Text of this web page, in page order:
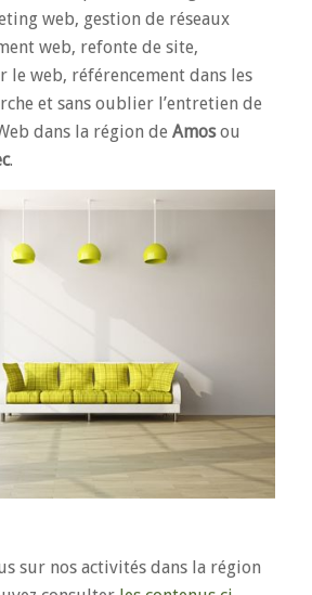
web, gestion de réseaux
web, refonte de site,
web, référencement dans les
et sans oublier l’entretien de
dans la région de Amosou
.
sur nos activités dans la région